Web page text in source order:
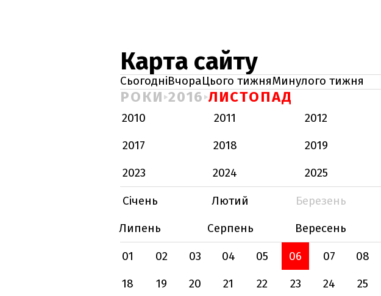
Карта сайту
СьогодніВчораЦього тижняМинулого тижня
РОКИ 2016 ЛИСТОПАД
2010 2011 2012
2017
2018 2019
2023
2024 2025
Січень
Лютий Березень
Липень
Серпень Вересень
01
02 03 04 05 06 07 08
18
19 20 21 22 23 24 25